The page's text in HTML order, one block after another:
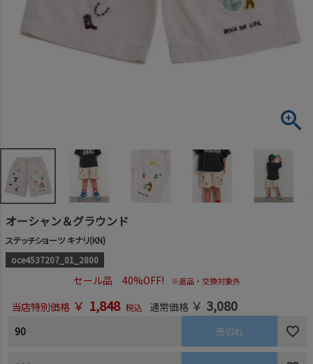
オーシャン＆グラウンド
ステッチショーツ キナリ(KN)
oce4537207_01_2800
セール品 40%OFF! ※返品・交換対象外
当店特別価格 ￥ 1,848 税込 通常価格 ￥ 3,080
90 売切れ